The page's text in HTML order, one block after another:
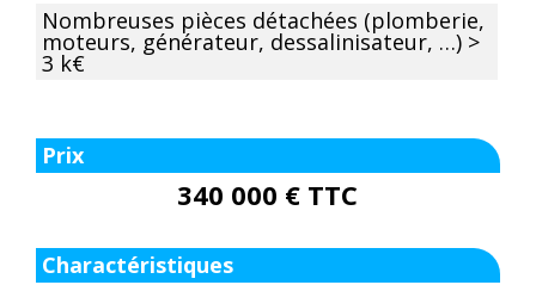
Nombreuses pièces détachées (plomberie,
moteurs, générateur, dessalinisateur, …) >
3 k€
Prix
340 000 € TTC
Charactéristiques